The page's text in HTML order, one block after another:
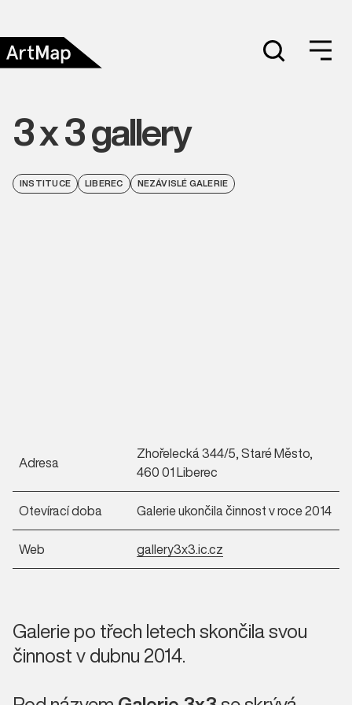
3 x 3 gallery
INSTITUCE LIBEREC NEZÁVISLÉ GALERIE
Adresa
Zhořelecká 344/5, Staré Město,
460 01 Liberec
Otevírací doba Galerie ukončila činnost v roce 2014
Web gallery3x3.ic.cz
Galerie po třech letech skončila svou
činnost v dubnu 2014.